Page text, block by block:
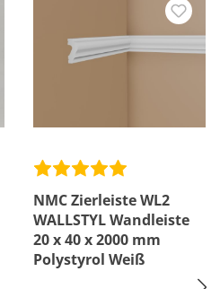
NMC Zierleiste WL2
WALLSTYL Wandleiste
20 x 40 x 2000 mm
Polystyrol Weiß